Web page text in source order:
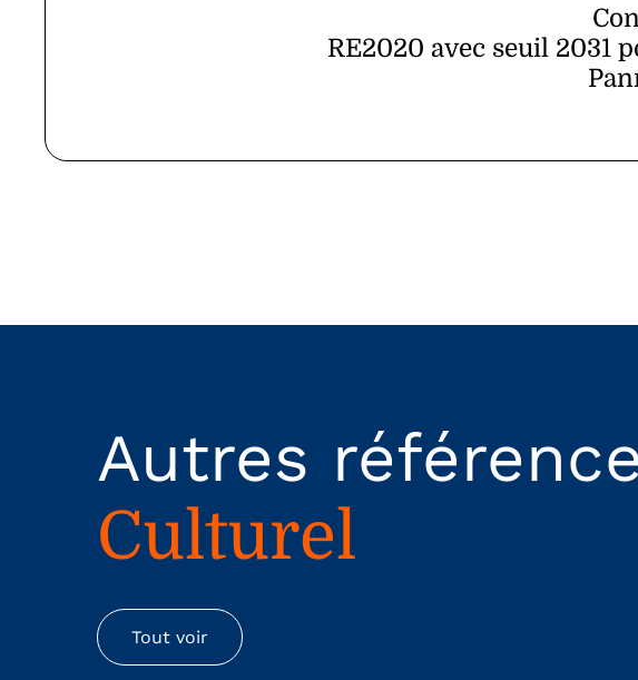
RE2020 avec seuil 2031
Autres
Culturel
Tout voir